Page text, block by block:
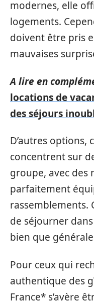
modernes, elle
logements.
doivent être pris
mauvaises
A lire en
locations de
des séjours
D’autres options,
concentrent sur
groupe, avec des
parfaitement
rassemblements.
de séjourner
bien que
Pour ceux qui
authentique des
France* s’avère